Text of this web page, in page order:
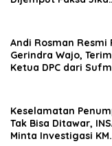
Andi Rosman Resmi
Gerindra Wajo,
Ketua DPC dari
Keselamatan
Tak Bisa Ditawar,
Minta Investigasi KM